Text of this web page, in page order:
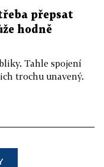
přepsat
hodně
Tahle spojení
trochu unavený.